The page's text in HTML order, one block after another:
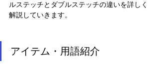
ルステッチとダブルステッチの違いを詳しく
解説していきます。
アイテム・用語紹介